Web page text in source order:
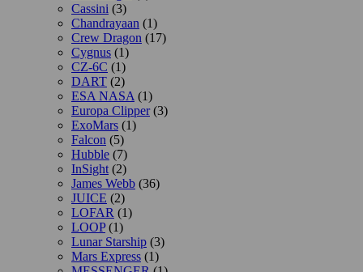
Cassini (3)
Chandrayaan (1)
Crew Dragon (17)
Cygnus (1)
CZ-6C (1)
DART (2)
ESA NASA (1)
Europa Clipper(3)
ExoMars (1)
Falcon (5)
Hubble (7)
InSight (2)
James Webb (36)
JUICE (2)
LOFAR (1)
LOOP(1)
Lunar Starship (3)
Mars Express (1)